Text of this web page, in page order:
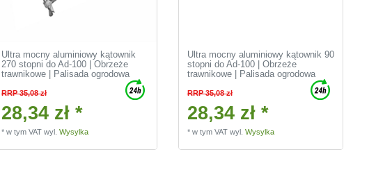
Ultra mocny aluminiowy kątownik
270 stopni do Ad-100 | Obrzeże
trawnikowe | Palisada ogrodowa
RRP 35,08 zł
28,34 zł *
* w tym VATwyl. Wysylka
Ultra mocny aluminiowy kątownik 90
stopni do Ad-100 | Obrzeże
trawnikowe | Palisada ogrodowa
RRP 35,08 zł
28,34 zł *
* w tym VATwyl. Wysylka